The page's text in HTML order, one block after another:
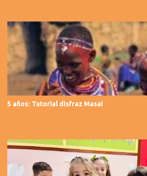
5 años: Tutorial disfraz Masai